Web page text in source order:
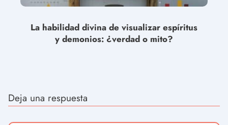
La habilidad divina de visualizar espíritus
y demonios: ¿verdad o mito?
Deja una respuesta